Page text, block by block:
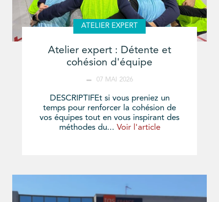
ATELIER EXPERT
Atelier expert : Détente et
cohésion d'équipe
07 MAI 2026
DESCRIPTIFEt si vous preniez un
temps pour renforcer la cohésion de
vos équipes tout en vous inspirant des
méthodes du... Voir l'article